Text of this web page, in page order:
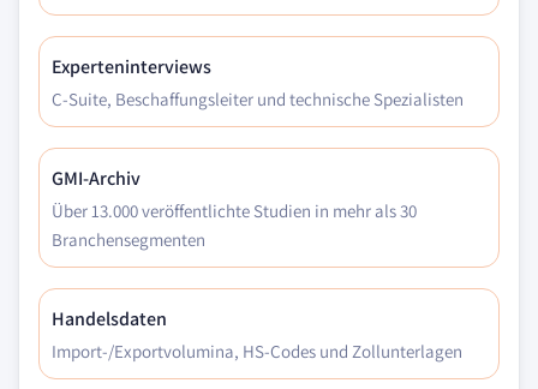
Experteninterviews
C-Suite, Beschaffungsleiter und technische Spezialisten
GMI-Archiv
Über 13.000 veröffentlichte Studien in mehr als 30
Branchensegmenten
Handelsdaten
Import-/Exportvolumina, HS-Codes und Zollunterlagen